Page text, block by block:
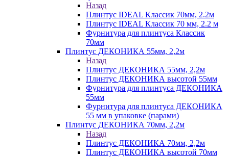
Назад
Плинтус IDEAL Классик 70мм, 2.2м
Плинтус IDEAL Классик 70 мм, 2.2 м
Фурнитура для плинтуса Классик
70мм
Плинтус ДЕКОНИКА 55мм, 2,2м
Назад
Плинтус ДЕКОНИКА 55мм, 2,2м
Плинтус ДЕКОНИКА высотой 55мм
Фурнитура для плинтуса ДЕКОНИКА
55мм
Фурнитура для плинтуса ДЕКОНИКА
55 мм в упаковке (парами)
Плинтус ДЕКОНИКА 70мм, 2,2м
Назад
Плинтус ДЕКОНИКА 70мм, 2,2м
Плинтус ДЕКОНИКА высотой 70мм